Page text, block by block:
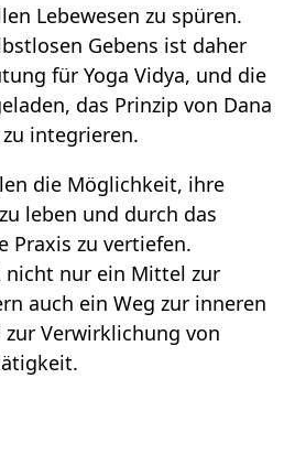
Lebewesen zu spüren.
Gebens ist daher
für Yoga Vidya, und die
das Prinzip von Dana
integrieren.
die Möglichkeit, ihre
leben und durch das
Praxis zu vertiefen.
nicht nur ein Mittel zur
auch ein Weg zur inneren
Verwirklichung von